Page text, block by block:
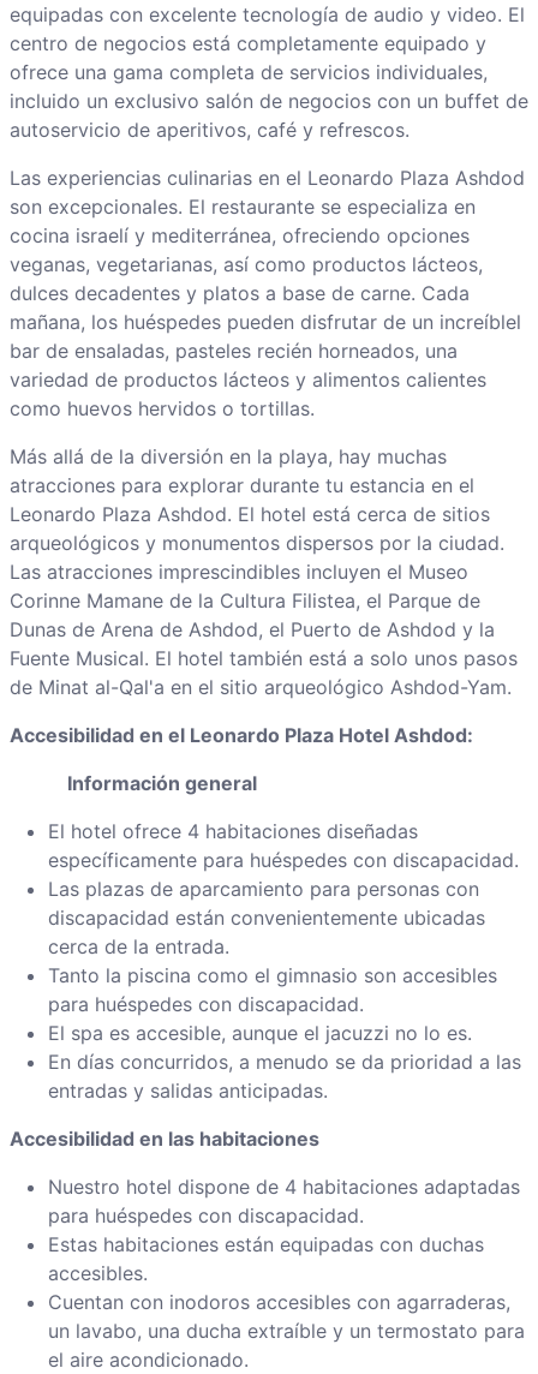
equipadas con excelente tecnología de audio y video. El
centro de negocios está completamente equipado y
ofrece una gama completa de servicios individuales,
incluido un exclusivo salón de negocios con un buffet de
autoservicio de aperitivos, café y refrescos.
Las experiencias culinarias en el Leonardo Plaza Ashdod
son excepcionales. El restaurante se especializa en
cocina israelí y mediterránea, ofreciendo opciones
veganas, vegetarianas, así como productos lácteos,
dulces decadentes y platos a base de carne. Cada
mañana, los huéspedes pueden disfrutar de un increíblel
bar de ensaladas, pasteles recién horneados, una
variedad de productos lácteos y alimentos calientes
como huevos hervidos o tortillas.
Más allá de la diversión en la playa, hay muchas
atracciones para explorar durante tu estancia en el
Leonardo Plaza Ashdod. El hotel está cerca de sitios
arqueológicos y monumentos dispersos por la ciudad.
Las atracciones imprescindibles incluyen el Museo
Corinne Mamane de la Cultura Filistea, el Parque de
Dunas de Arena de Ashdod, el Puerto de Ashdod y la
Fuente Musical. El hotel también está a solo unos pasos
de Minat al-Qal'a en el sitio arqueológico Ashdod-Yam.
Accesibilidad en el Leonardo Plaza Hotel Ashdod:
Información general
El hotel ofrece 4 habitaciones diseñadas
específicamente para huéspedes con discapacidad.
Las plazas de aparcamiento para personas con
discapacidad están convenientemente ubicadas
cerca de la entrada.
Tanto la piscina como el gimnasio son accesibles
para huéspedes con discapacidad.
El spa es accesible, aunque el jacuzzi no lo es.
En días concurridos, a menudo se da prioridad a las
entradas y salidas anticipadas.
Accesibilidad en las habitaciones
Nuestro hotel dispone de 4 habitaciones adaptadas
para huéspedes con discapacidad.
Estas habitaciones están equipadas con duchas
accesibles.
Cuentan con inodoros accesibles con agarraderas,
un lavabo, una ducha extraíble y un termostato para
el aire acondicionado.